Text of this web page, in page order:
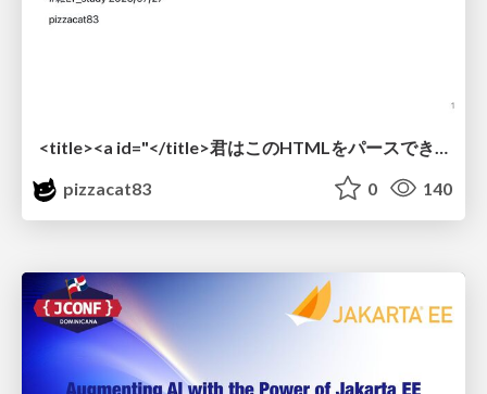
pizzacat83
0 140